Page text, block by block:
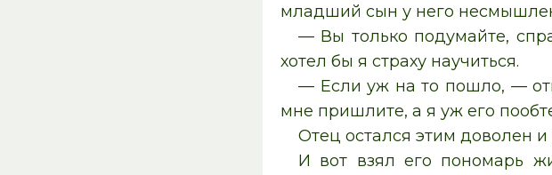
младший сын у него
— Вы только подумайте,
хотел бы я страху научиться.
— Если уж на то пошло, —
мне пришлите, а я уж его
Отец остался этим доволен
И вот взял его пономарь